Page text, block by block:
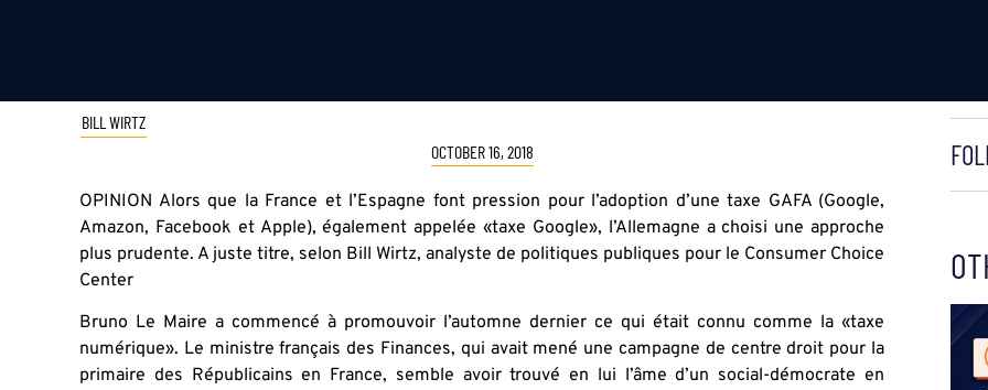
BILL WIRTZ
OCTOBER 16, 2018
OPINION Alors que la France et l’Espagne font pression pour l’adoption d’une taxe GAFA (Google,
Amazon, Facebook et Apple), également appelée «taxe Google», l’Allemagne a choisi une approche
plus prudente. A juste titre, selon Bill Wirtz, analyste de politiques publiques pour le Consumer Choice
Center
Bruno Le Maire a commencé à promouvoir l’automne dernier ce qui était connu comme la «taxe
numérique». Le ministre français des Finances, qui avait mené une campagne de centre droit pour la
primaire des Républicains en France, semble avoir trouvé en lui l’âme d’un social-démocrate en